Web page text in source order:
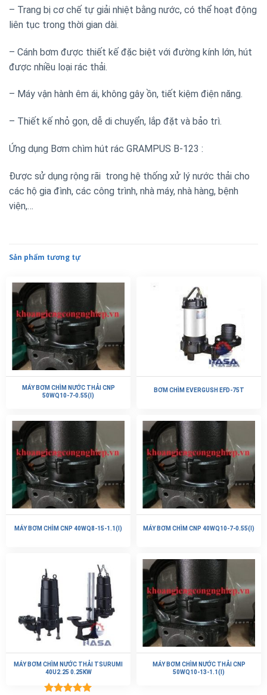
– Trang bị cơ chế tự giải nhiệt bằng nước, có thể hoạt động
liên tục trong thời gian dài.
– Cánh bơm được thiết kế đặc biệt với đường kính lớn, hút
được nhiều loại rác thải.
– Máy vận hành êm ái, không gây ồn, tiết kiệm điện năng.
– Thiết kế nhỏ gọn, dễ di chuyển, lắp đặt và bảo trì.
Ứng dụng Bơm chìm hút rác GRAMPUS B-123 :
Được sử dụng rộng rãi trong hệ thống xử lý nước thải cho
các hộ gia đình, các công trình, nhà máy, nhà hàng, bệnh
viện,…
Sản phẩm tương tự
MÁY BƠM CHÌM NƯỚC THẢI CNP
50WQ10-7-0.55(I)
BƠM CHÌM EVERGUSH EFD-75T
MÁY BƠM CHÌM CNP 40WQ8-15-1.1(I) MÁY BƠM CHÌM CNP 40WQ10-7-0.55(I)
MÁY BƠM CHÌM NƯỚC THẢI TSURUMI
40U2.25 0.25KW
MÁY BƠM CHÌM NƯỚC THẢI CNP
50WQ10-13-1.1(I)